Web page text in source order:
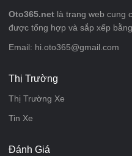
Oto365.net là trang web cung
được tổng hợp và sắp xếp
Email: hi.oto365@gmail.com
Thị Trường
Thị Trường Xe
Tin Xe
Đánh Giá